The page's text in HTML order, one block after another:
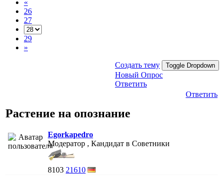
«
26
27
29
»
Создать тему Toggle Dropdown
Новый Опрос
Ответить
Ответить
Растение на опознание
Egorkapedro
Модератор , Кандидат в Советники
8103 21610